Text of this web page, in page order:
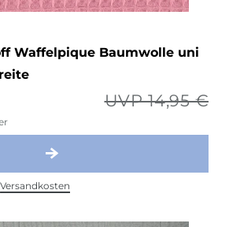
Waffelpique Baumwolle uni
UVP 14,95 €
Versandkosten